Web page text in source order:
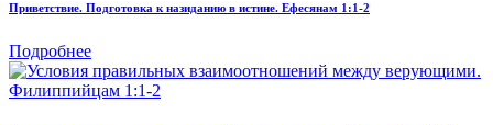
Приветствие. Подготовка к назиданию в истине. Ефесянам 1:1-2
Подробнее